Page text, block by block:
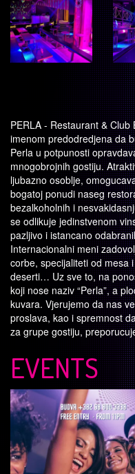
PERLA - Restaurant &
imenom predodredjena da
Perla u potpunosti
mnogobrojnih gostiju.
ljubazno osoblje,
bogatoj ponudi naseg
bezalkoholnih i
se odlikuje jedinstvenom
pazljivo i istancano
Internacionalni meni
corbe, specijaliteti od mesa
deserti… Uz sve to, na
koji nose naziv “Perla”, a
kuvara. Vjerujemo da nas
proslava, kao i spremnost
za grupe gostiju,
EVENTS